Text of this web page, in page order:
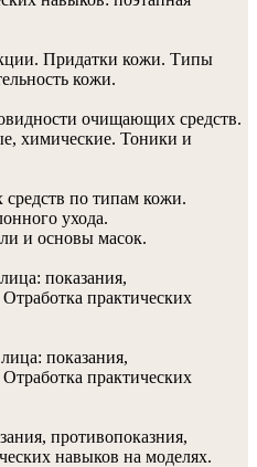
Придатки кожи. Типы
кожи.
очищающих средств.
химические. Тоники и
средств по типам кожи.
ухода.
и основы масок.
показания,
практических
показания,
практических
противопоказния,
навыков на моделях.